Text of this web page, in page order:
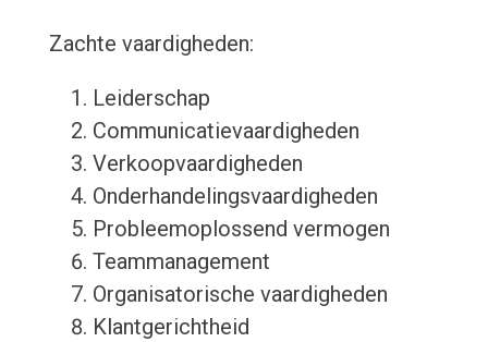
Zachte vaardigheden:
Leiderschap
Communicatievaardigheden
Verkoopvaardigheden
Onderhandelingsvaardigheden
Probleemoplossend vermogen
Teammanagement
Organisatorische vaardigheden
Klantgerichtheid